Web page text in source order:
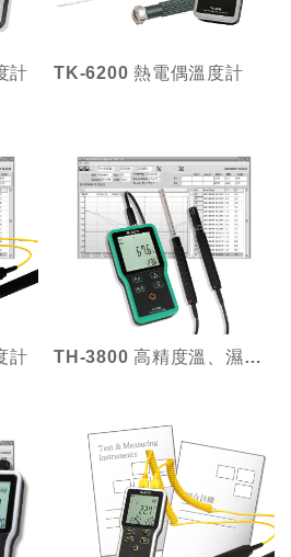
計 TK-6200 熱電偶溫度計
計 TH-3800 高精度溫、濕度計